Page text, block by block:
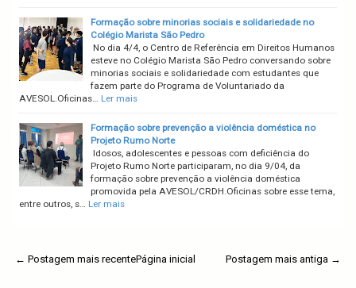
Formação sobre minorias sociais e solidariedade no
Colégio Marista São Pedro
No dia 4/4, o Centro de Referência em Direitos Humanos
esteve no Colégio Marista São Pedro conversando sobre
minorias sociais e solidariedade com estudantes que
fazem parte do Programa de Voluntariado da
AVESOL.Oficinas… Ler mais
Formação sobre prevenção a violência doméstica no
Projeto Rumo Norte
Idosos, adolescentes e pessoas com deficiência do
Projeto Rumo Norte participaram, no dia 9/04, da
formação sobre prevenção a violência doméstica
promovida pela AVESOL/CRDH.Oficinas sobre esse tema,
entre outros, s… Ler mais
← Postagem mais recente Postagem mais antiga →
Página inicial